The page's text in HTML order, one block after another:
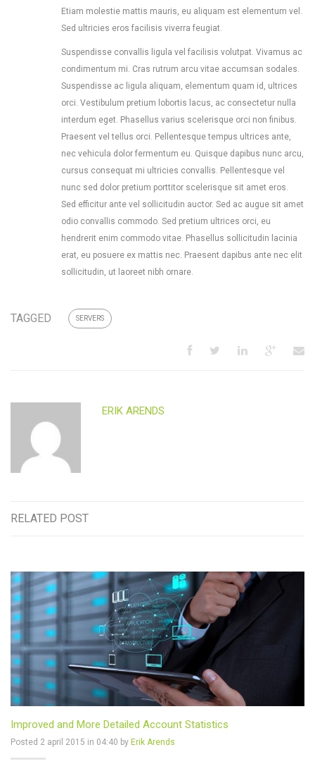
Etiam molestie mattis mauris, eu aliquam est elementum vel.
Sed ultricies eros facilisis viverra feugiat.
Suspendisse convallis ligula vel facilisis volutpat. Vivamus ac
condimentum mi. Cras rutrum arcu vitae accumsan sodales.
Suspendisse ac ligula aliquam, elementum quam id, ultrices
orci. Vestibulum pretium lobortis lacus, ac consectetur nulla
interdum eget. Phasellus varius scelerisque orci non finibus.
Praesent vel tellus orci. Pellentesque tempus ultrices ante,
nec vehicula dolor fermentum eu. Quisque dapibus nunc arcu,
cursus consequat mi ultricies convallis. Pellentesque vel
nunc sed dolor pretium porttitor scelerisque sit amet eros.
Sed efficitur ante vel sollicitudin auctor. Sed ac augue sit amet
odio convallis commodo. Sed pretium ultrices orci, eu
hendrerit enim commodo vitae. Phasellus sollicitudin lacinia
erat, eu posuere ex mattis nec. Praesent dapibus ante nec elit
sollicitudin, ut laoreet nibh ornare.
TAGGED SERVERS
ERIK ARENDS
RELATED POST
Improved and More Detailed Account Statistics
Posted 2 april 2015 in 04:40 by Erik Arends